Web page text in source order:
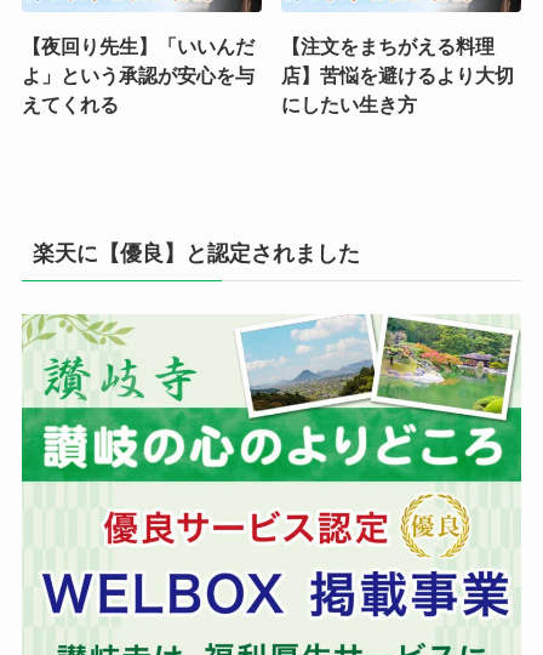
【夜回り先生】「いいんだ
よ」という承認が安心を与
えてくれる
【注文をまちがえる料理
店】苦悩を避けるより大切
にしたい生き方
楽天に【優良】と認定されました